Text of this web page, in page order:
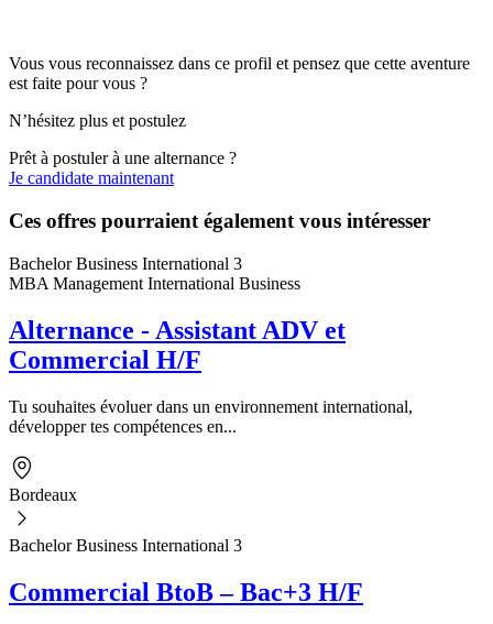
Vous vous reconnaissez dans ce profil et pensez que cette aventure
est faite pour vous ?
N’hésitez plus et postulez
Prêt à postuler à une alternance ?
Je candidate maintenant
Ces offres pourraient également vous intéresser
Bachelor Business International 3
MBA Management International Business
Alternance - Assistant ADV et
Commercial H/F
Tu souhaites évoluer dans un environnement international,
développer tes compétences en...
Bordeaux
Bachelor Business International 3
Commercial BtoB – Bac+3 H/F